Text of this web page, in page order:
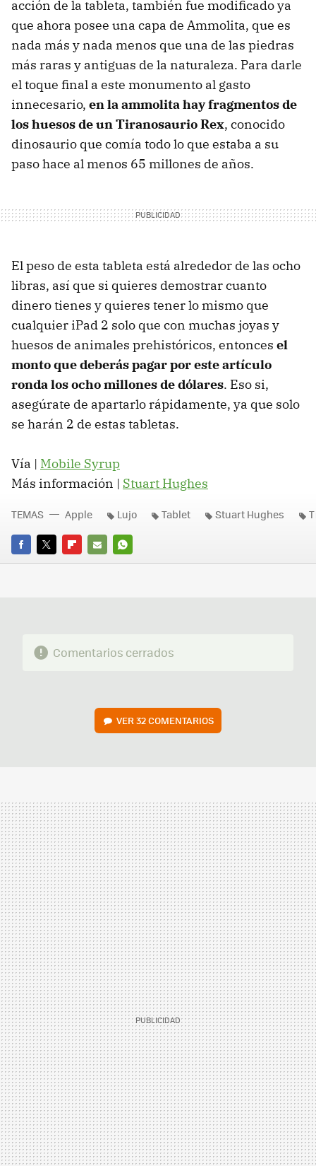
acción de la tableta, también fue modificado ya
que ahora posee una capa de Ammolita, que es
nada más y nada menos que una de las piedras
más raras y antiguas de la naturaleza. Para darle
el toque final a este monumento al gasto
innecesario, en la ammolita hay fragmentos de
los huesos de un Tiranosaurio Rex, conocido
dinosaurio que comía todo lo que estaba a su
paso hace al menos 65 millones de años.
El peso de esta tableta está alrededor de las ocho
libras, así que si quieres demostrar cuanto
dinero tienes y quieres tener lo mismo que
cualquier iPad 2 solo que con muchas joyas y
huesos de animales prehistóricos, entonces el
monto que deberás pagar por este artículo
ronda los ocho millones de dólares. Eso si,
asegúrate de apartarlo rápidamente, ya que solo
se harán 2 de estas tabletas.
Vía | Mobile Syrup
Más información | Stuart Hughes
FACEBOOK
TWITTERFLIPBOARD
E-
WHATSAPP
TEMAS Apple Lujo Tablet Stuart Hughes
Comentarios cerrados
VER 32 COMENTARIOS